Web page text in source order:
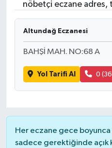
nöbetçi eczane adres,
Altundağ Eczanesi
BAHŞİ MAH. NO:68 A
Yol Tarifi Al 0
Her eczane gece boyunca
sadece gerektiğinde açık
Spor
Yaşam
Yerel Yönetimler
Yurttan